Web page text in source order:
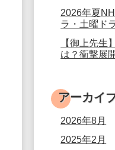
2026年夏
ラ・土曜ド
【御上先生
は？衝撃展
アーカイ
2026年8月
2025年2月